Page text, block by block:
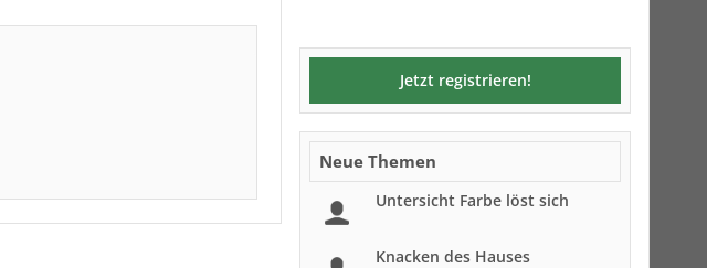
Jetzt registrieren!
Neue Themen
Untersicht Farbe löst sich
Knacken des Hauses